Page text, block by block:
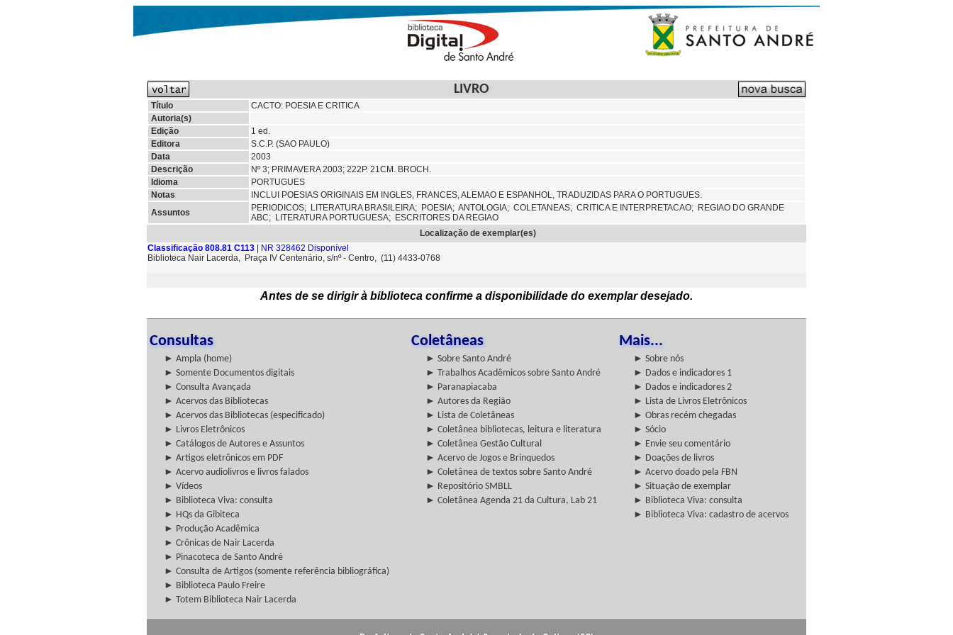
LIVRO
Título
CACTO: POESIA E CRITICA
Autoria(s)
Edição
1 ed.
Editora
S.C.P. (SAO PAULO)
Data
2003
Descrição
Nº 3; PRIMAVERA 2003; 222P. 21CM. BROCH.
Idioma
PORTUGUES
Notas
INCLUI POESIAS ORIGINAIS EM INGLES, FRANCES, ALEMAO E ESPANHOL, TRADUZIDAS PARA O PORTUGUES.
Assuntos
PERIODICOS; LITERATURA BRASILEIRA; POESIA; ANTOLOGIA; COLETANEAS; CRITICA E INTERPRETACAO; REGIAO DO GRANDE
ABC; LITERATURA PORTUGUESA; ESCRITORES DA REGIAO
Localização de exemplar(es)
Classificação 808.81 C113 | NR 328462 Disponível
Biblioteca Nair Lacerda, Praça IV Centenário, s/nº - Centro, (11) 4433-0768
Antes de se dirigir à biblioteca confirme a disponibilidade do exemplar desejado.
Consultas Coletâneas Mais...
► Ampla (home) ► Sobre Santo André
► Sobre nós
► Somente Documentos digitais
► Trabalhos Acadêmicos sobre Santo André
► Dados e indicadores 1
► Consulta Avançada
► Paranapiacaba
► Dados e indicadores 2
► Acervos das Bibliotecas
► Autores da Região
► Lista de Livros Eletrônicos
► Acervos das Bibliotecas (especificado)
► Lista de Coletâneas
► Obras recém chegadas
► Livros Eletrônicos
► Coletânea bibliotecas, leitura e literatura
► Sócio
► Catálogos de Autores e Assuntos
► Coletânea Gestão Cultural
► Envie seu comentário
► Artigos eletrônicos em PDF
► Acervo de Jogos e Brinquedos
► Doações de livros
► Acervo audiolivros e livros falados
► Coletânea de textos sobre Santo André
► Acervo doado pela FBN
► Vídeos
► Repositório SMBLL
► Situação de exemplar
► Biblioteca Viva: consulta
► Coletânea Agenda 21 da Cultura, Lab 21
► Biblioteca Viva: consulta
► HQs da Gibiteca
► Biblioteca Viva: cadastro de acervos
► Produção Acadêmica
► Crônicas de Nair Lacerda
► Pinacoteca de Santo André
► Consulta de Artigos (somente referência bibliográfica)
► Biblioteca Paulo Freire
► Totem Biblioteca Nair Lacerda